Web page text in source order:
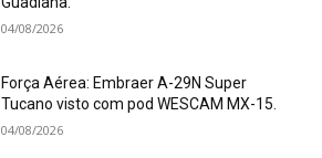
04/08/2026
Força Aérea: Embraer A-29N Super
Tucano visto com pod WESCAM MX-15.
04/08/2026